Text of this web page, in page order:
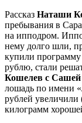
Рассказ Наташи
пребывания в
на ипподром.
нему долго шли,
купили программу
рублю, стали
Кошелев с
лошадь по имени
рублей увеличили
килограмм